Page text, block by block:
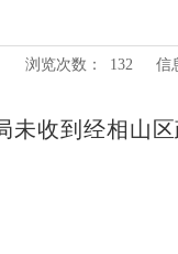
浏览次数： 132 信
未收到经相山